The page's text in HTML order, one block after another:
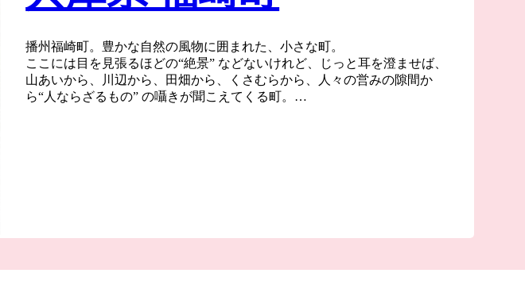
播州福崎町。豊かな自然の風物に囲まれた、小さな町。
ここには目を見張るほどの“絶景” などないけれど、じっと耳を澄ませば、
山あいから、川辺から、田畑から、くさむらから、人々の営みの隙間か
ら“人ならざるもの” の囁きが聞こえてくる町。